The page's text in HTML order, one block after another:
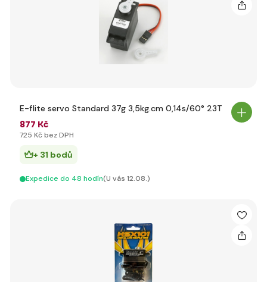
E-flite servo Standard 37g 3,5kg.cm 0,14s/60° 23T
877 Kč
725 Kč bez DPH
+ 31 bodů
Expedice do 48 hodín(U vás 12.08.)